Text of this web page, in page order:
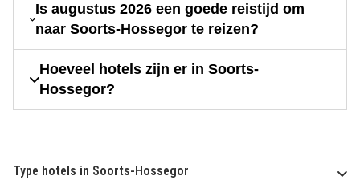
Is augustus 2026 een goede reistijd om
naar Soorts-Hossegor te reizen?
Hoeveel hotels zijn er in Soorts-
Hossegor?
Type hotels in Soorts-Hossegor